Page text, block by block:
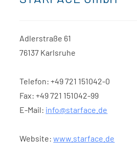
Adlerstraße 61
76137 Karlsruhe
Telefon: +49 721 151042-0
Fax: +49 721 151042-99
E-Mail: info@starface.de
Website:www.starface.de